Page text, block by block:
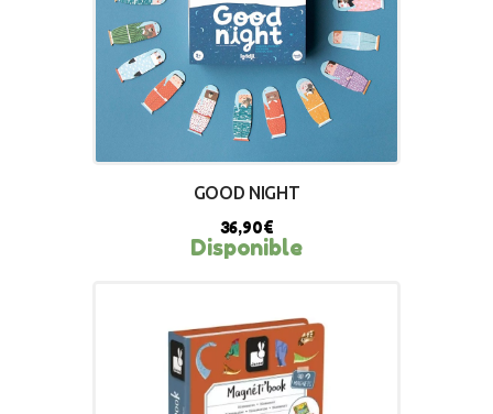
GOOD NIGHT
36,90€
Disponible